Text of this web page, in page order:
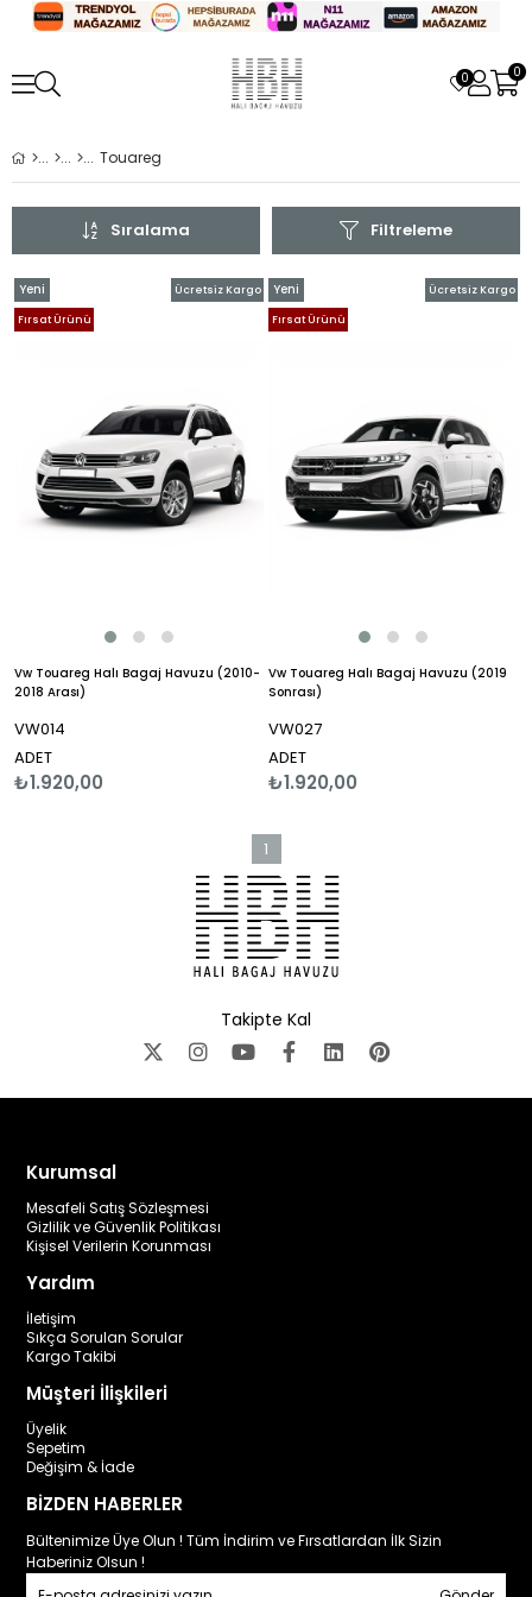
0 0
Touareg
Filtreleme
Sıralama
Vw Touareg Halı Bagaj Havuzu (2010-
2018 Arası)
VW014
ADET
₺1.920,00
Ücretsiz Kargo
Yeni
Ürün
Fırsat Ürünü
Vw Touareg Halı Bagaj Havuzu (2019
Sonrası)
VW027
ADET
₺1.920,00
Ücretsiz Kargo
Yeni
Ürün
Fırsat Ürünü
1
Takipte Kal
Kurumsal
Mesafeli Satış Sözleşmesi
Gizlilik ve Güvenlik Politikası
Kişisel Verilerin Korunması
Yardım
İletişim
Sıkça Sorulan Sorular
Kargo Takibi
Müşteri İlişkileri
Üyelik
Sepetim
Değişim & İade
BİZDEN HABERLER
Bültenimize Üye Olun ! Tüm İndirim ve Fırsatlardan İlk Sizin
Haberiniz Olsun !